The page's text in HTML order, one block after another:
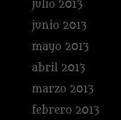
julio 2013
junio 2013
mayo 2013
abril 2013
marzo 2013
febrero 2013